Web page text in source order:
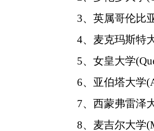
3、英属哥伦比亚
4、麦克玛斯特大
5、女皇大学
6、亚伯塔大学
7、西蒙弗雷泽大
8、麦吉尔大学